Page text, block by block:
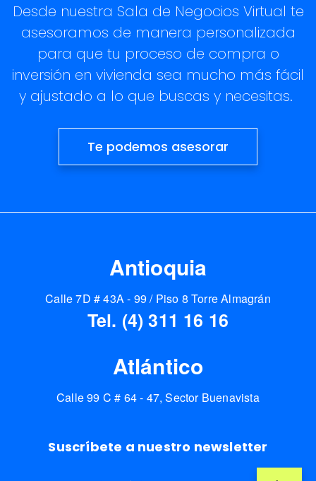
Desde nuestra Sala de Negocios Virtual te
asesoramos de manera personalizada
para que tu proceso de compra o
inversión en vivienda sea mucho más fácil
y ajustado a lo que buscas y necesitas.
Te podemos asesorar
Antioquia
Calle 7D # 43A - 99 / Piso 8 Torre Almagrán
Tel. (4) 311 16 16
Atlántico
Calle 99 C # 64 - 47, Sector Buenavista
Suscríbete a nuestro newsletter